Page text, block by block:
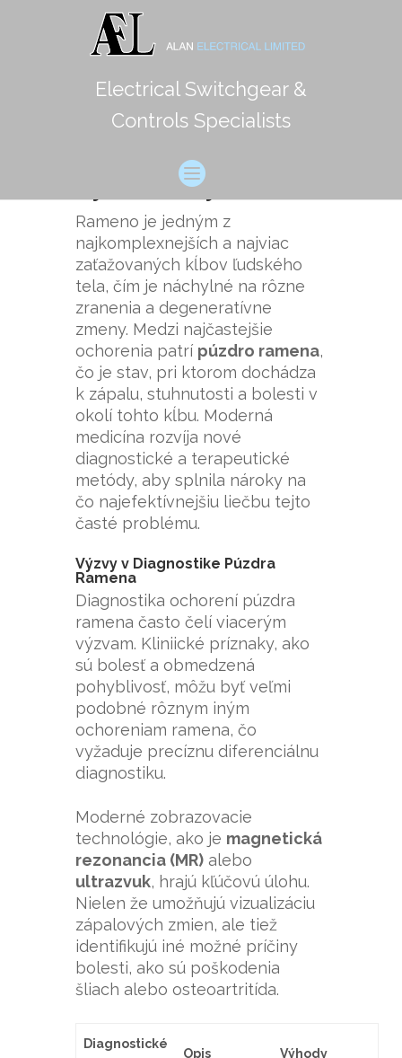
Electrical Switchgear &
Controls Specialists
Inovatívne Prístupy v
Diagnostike a Liečbe
Púzdra Ramena:
Význam a Využitie
Rameno je jedným z
najkomplexnejších a najviac
zaťažovaných kĺbov ľudského
tela, čím je náchylné na rôzne
zranenia a degeneratívne
zmeny. Medzi najčastejšie
ochorenia patrí púzdro ramena,
čo je stav, pri ktorom dochádza
k zápalu, stuhnutosti a bolesti v
okolí tohto kĺbu. Moderná
medicína rozvíja nové
diagnostické a terapeutické
metódy, aby splnila nároky na
čo najefektívnejšiu liečbu tejto
časté problému.
Výzvy v Diagnostike Púzdra
Ramena
Diagnostika ochorení púzdra
ramena často čelí viacerým
výzvam. Kliniické príznaky, ako
sú bolesť a obmedzená
pohyblivosť, môžu byť veľmi
podobné rôznym iným
ochoreniam ramena, čo
vyžaduje precíznu diferenciálnu
diagnostiku.
Moderné zobrazovacie
technológie, ako je magnetická
rezonancia (MR) alebo
ultrazvuk, hrajú kľúčovú úlohu.
Nielen že umožňujú vizualizáciu
zápalových zmien, ale tiež
identifikujú iné možné príčiny
bolesti, ako sú poškodenia
šliach alebo osteoartritída.
Diagnostické
Opis Výhody